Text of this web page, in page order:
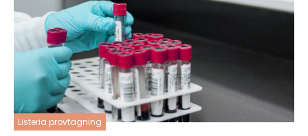
Listeria provtagning